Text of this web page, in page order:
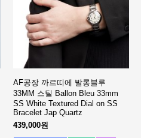
AF공장 까르띠에 발롱블루
33MM 스틸 Ballon Bleu 33mm
SS White Textured Dial on SS
Bracelet Jap Quartz
439,000원